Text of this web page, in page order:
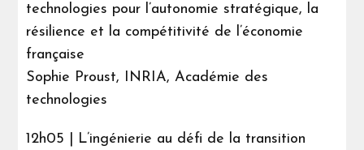
technologies pour l’autonomie stratégique, la
résilience et la compétitivité de l’économie
française
Sophie Proust, INRIA, Académie des
technologies
12h05 | L’ingénierie au défi de la transition